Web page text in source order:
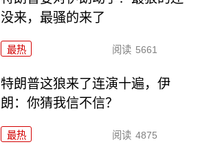
没来，最骚的来了
最热 阅读 5661
特朗普这狼来了连演十遍，伊
朗：你猜我信不信？
最热 阅读 4875